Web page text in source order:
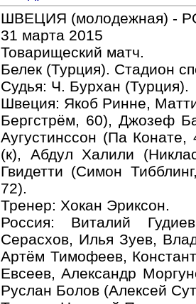
ШВЕЦИЯ (молодежная) -
31 марта 2015
Товарищеский матч.
Белек (Турция). Стадион
Судья: Ч. Бурхан (Турция).
Швеция: Якоб Ринне,
Бергстрём, 60), Джозеф
Аугустинссон (Па
(к), Абдул Халили
Гвидетти (Симон
72).
Тренер: Хокан Эриксон.
Россия: Виталий
Серасхов, Илья Зуев,
Артём Тимофеев,
Евсеев, Александр
Руслан Болов (Алексей